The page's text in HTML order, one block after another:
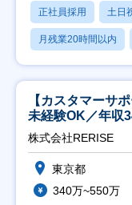
正社員採用 土日
月残業20時間以内
【カスタマーサ
未経験OK／年収
株式会社RERISE
東京都
340万~550万